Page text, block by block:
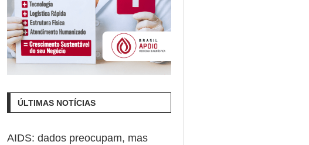
ÚLTIMAS NOTÍCIAS
AIDS: dados preocupam, mas